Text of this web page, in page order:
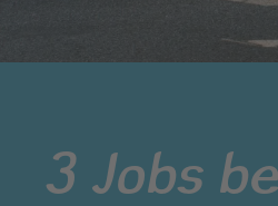
3 Jobs
Jobs filtern